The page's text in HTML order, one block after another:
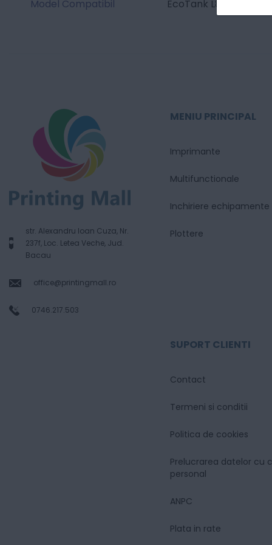
Model Compatibil
EcoTank L850 /
str. Alexandru Ioan Cuza, Nr.
237f, Loc. Letea Veche, Jud.
Bacau
office@printingmall.ro
0746.217.503
MENIU PRINCIPAL
Imprimante
Multifunctionale
Inchiriere echipamente
Plottere
SUPORT CLIENTI
Contact
Termeni si conditii
Politica de cookies
Prelucrarea datelor cu
personal
ANPC
Plata in rate